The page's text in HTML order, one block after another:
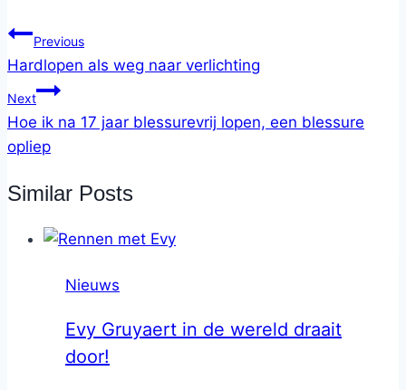
Previous
Hardlopen als weg naar verlichting
Next
Hoe ik na 17 jaar blessurevrij lopen, een blessure
opliep
Similar Posts
Nieuws
Evy Gruyaert in de wereld draait
door!